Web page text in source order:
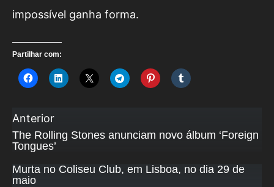
impossível ganha forma.
Partilhar com:
Anterior
The Rolling Stones anunciam novo álbum ‘Foreign
Tongues’
Murta no Coliseu Club, em Lisboa, no dia 29 de
maio